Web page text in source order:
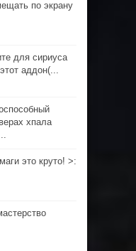
по экрану
для сириуса
аддон(...
хпала
это круто! >: